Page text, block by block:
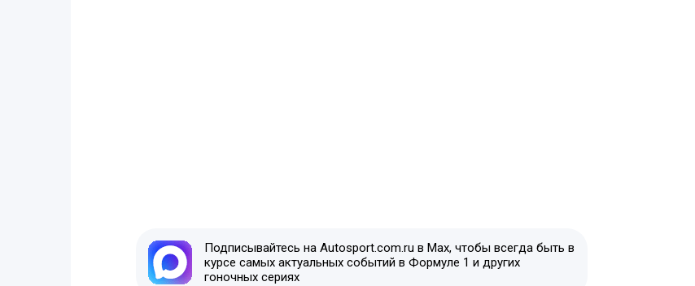
Подписывайтесь на Autosport.com.ru в Max, чтобы всегда быть в
курсе самых актуальных событий в Формуле 1 и других
гоночных сериях